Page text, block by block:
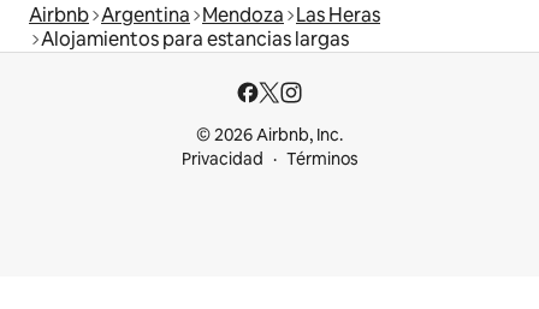
Airbnb Argentina Mendoza Las Heras
Alojamientos para estancias largas
© 2026 Airbnb, Inc.
Privacidad
Términos